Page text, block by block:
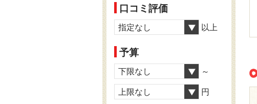
口コミ評価
指定なし 以上
予算
下限なし ～
上限なし 円